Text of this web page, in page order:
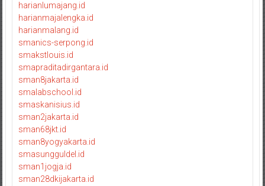
harianlumajang.id
harianmajalengka.id
harianmalang.id
smanics-serpong.id
smakstlouis.id
smapraditadirgantara.id
sman8jakarta.id
smalabschool.id
smaskanisius.id
sman2jakarta.id
sman68jkt.id
sman8yogyakarta.id
smasungguldel.id
sman1jogja.id
sman28dkijakarta.id